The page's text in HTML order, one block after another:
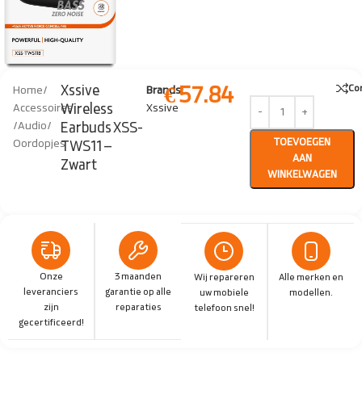
Home/
Accessoires
/Audio/
Oordopjes
Xssive
Wireless
Earbuds XSS-
TWS11 –
Zwart
Brands:
Xssive
€57.84
TOEVOEGEN
AAN
WINKELWAGEN
Onze
leveranciers
zijn
gecertificeerd!
3 maanden
garantie op alle
reparaties
Wij repareren
uw mobiele
telefoon snel!
Alle merken en
modellen.